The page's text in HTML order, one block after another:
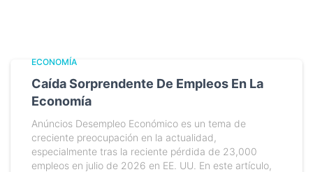
ECONOMÍA
Caída Sorprendente De Empleos En La
Economía
Anúncios Desempleo Económico es un tema de
creciente preocupación en la actualidad,
especialmente tras la reciente pérdida de 23,000
empleos en julio de 2026 en EE. UU. En este artículo,